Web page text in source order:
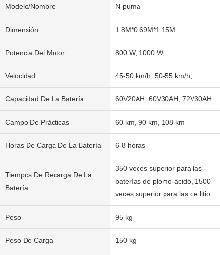
Modelo/Nombre N-puma
Dimensión 1.8M*0.69M*1.15M
Potencia Del Motor 800 W, 1000 W
Velocidad 45-50 km/h, 50-55 km/h,
Capacidad De La Batería 60V20AH, 60V30AH, 72V30AH
Campo De Prácticas 60 km, 90 km, 108 km
Horas De Carga De La Batería 6-8 horas
Tiempos De Recarga De La
Batería
350 veces superior para las
baterías de plomo-ácido, 1500
veces superior para las de litio.
Peso 95 kg
Peso De Carga 150 kg